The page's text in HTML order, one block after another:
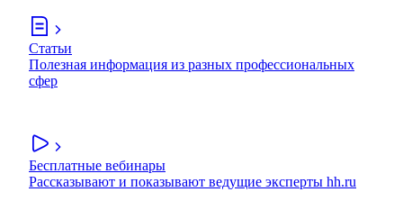
Статьи
Полезная информация из разных профессиональных
сфер
Бесплатные вебинары
Рассказывают и показывают ведущие эксперты hh.ru